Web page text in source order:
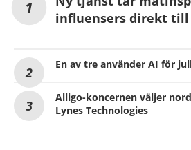
influensers direkt till
En av tre använder AI för
Alligo-koncernen väljer
Lynes Technologies